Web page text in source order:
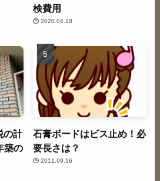
検費用
2020.04.18
の計
築の
石膏ボードはビス止め！必
要長さは？
2011.09.16